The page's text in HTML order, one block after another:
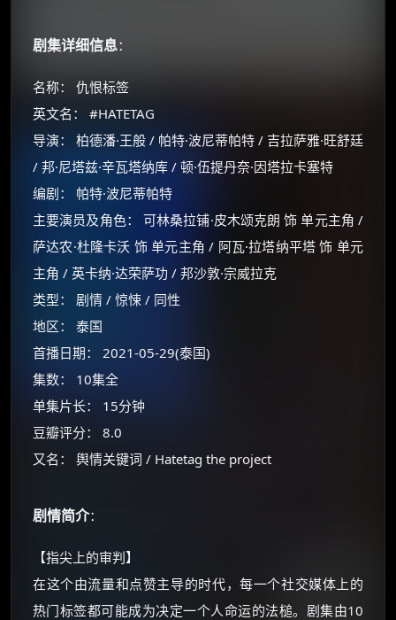
剧集详细信息：
名称： 仇恨标签
英文名： #HATETAG
导演： 柏德潘·王般 / 帕特·波尼蒂帕特 / 吉拉萨雅·旺舒廷
/ 邦·尼塔兹·辛瓦塔纳库 / 顿·伍提丹奈·因塔拉卡塞特
编剧： 帕特·波尼蒂帕特
主要演员及角色： 可林桑拉铺·皮木颂克朗 饰 单元主角 /
萨达农·杜隆卡沃 饰 单元主角 / 阿瓦·拉塔纳平塔 饰 单元
主角 / 英卡纳·达荣萨功 / 邦沙敦·宗威拉克
类型： 剧情 / 惊悚 / 同性
地区： 泰国
首播日期： 2021-05-29(泰国)
集数： 10集全
单集片长： 15分钟
豆瓣评分： 8.0
又名： 舆情关键词 / Hatetag the project
剧情简介：
【指尖上的审判】
在这个由流量和点赞主导的时代，每一个社交媒体上的
热门标签都可能成为决定一个人命运的法槌。剧集由10
🧧 福利领取站
☕